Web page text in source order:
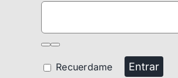
Recuerdame Entrar